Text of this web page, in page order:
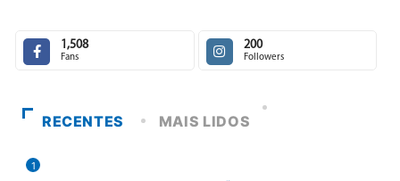
1,508
Fans
200
Followers
RECENTES MAIS LIDOS
1